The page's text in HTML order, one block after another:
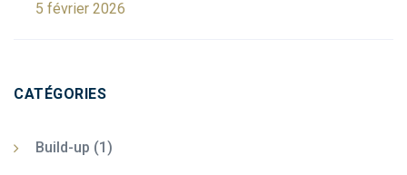
5 février 2026
CATÉGORIES
Build-up (1)